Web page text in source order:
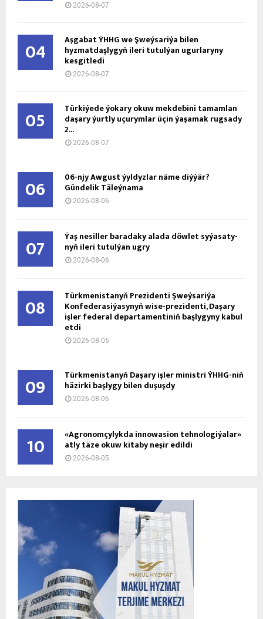
2026-08-07
04 Aşgabat ÝHHG we Şweýsariýa bilen
hyzmatdaşlygyň ileri tutulýan ugurlaryny
kesgitledi
2026-08-07
05 Türkiýede ýokary okuw mekdebini tamamlan
daşary ýurtly uçurymlar üçin ýaşamak rugsady
2...
2026-08-07
06 06-njy Awgust ýyldyzlar näme diýýär?
Gündelik Täleýnama
2026-08-06
07 Ýaş ne­sil­ler ba­ra­da­ky ala­da döw­let sy­ýa­sa­ty­
nyň ile­ri tu­tul­ýan ug­ry
2026-08-06
08 Türkmenistanyň Prezidenti Şweýsariýa
Konfederasiýasynyň wise-prezidenti, Daşary
işler federal departamentiniň başlygyny kabul
etdi
2026-08-06
09 Türkmenistanyň Daşary işler ministri ÝHHG-niň
häzirki başlygy bilen duşuşdy
2026-08-06
10 «Agronomçylykda innowasion tehnologiýalar»
atly täze okuw kitaby neşir edildi
2026-08-05